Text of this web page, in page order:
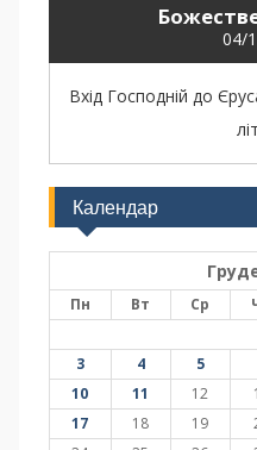
04/
Вхід Господній до
Календар
Пн Вт Ср
3
4 5
10
11 12
17
18 19